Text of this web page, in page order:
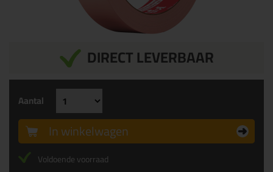
DIRECT LEVERBAAR
Aantal
In winkelwagen
Voldoende voorraad